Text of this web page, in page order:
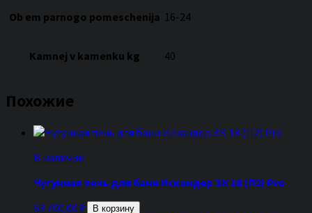
Ob em parnogo pomeschenija 16-24
Kamnej v kamenku kg 40
Похожие
В наличии
Чугунная печь для бани Искандер ЗК 18 (П2) Pro
63 700,00 ₽ В корзину